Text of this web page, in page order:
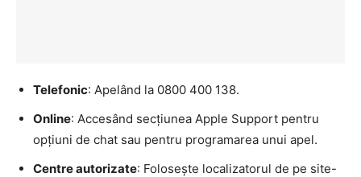
Telefonic: Apelând la 0800 400 138.
Online: Accesând secțiunea Apple Support pentru
opțiuni de chat sau pentru programarea unui apel.
Centre autorizate: Folosește localizatorul de pe site-